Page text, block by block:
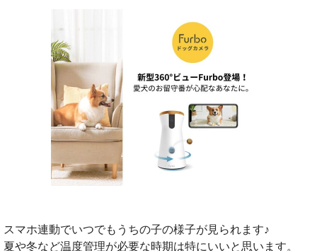
スマホ連動でいつでもうちの子の様子が見られます♪
夏や冬など温度管理が必要な時期は特にいいと思います。